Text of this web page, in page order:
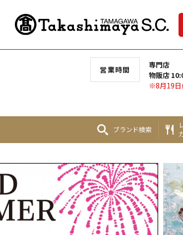
営業時間
専門店
物販店
※8月19日
ブランド検索